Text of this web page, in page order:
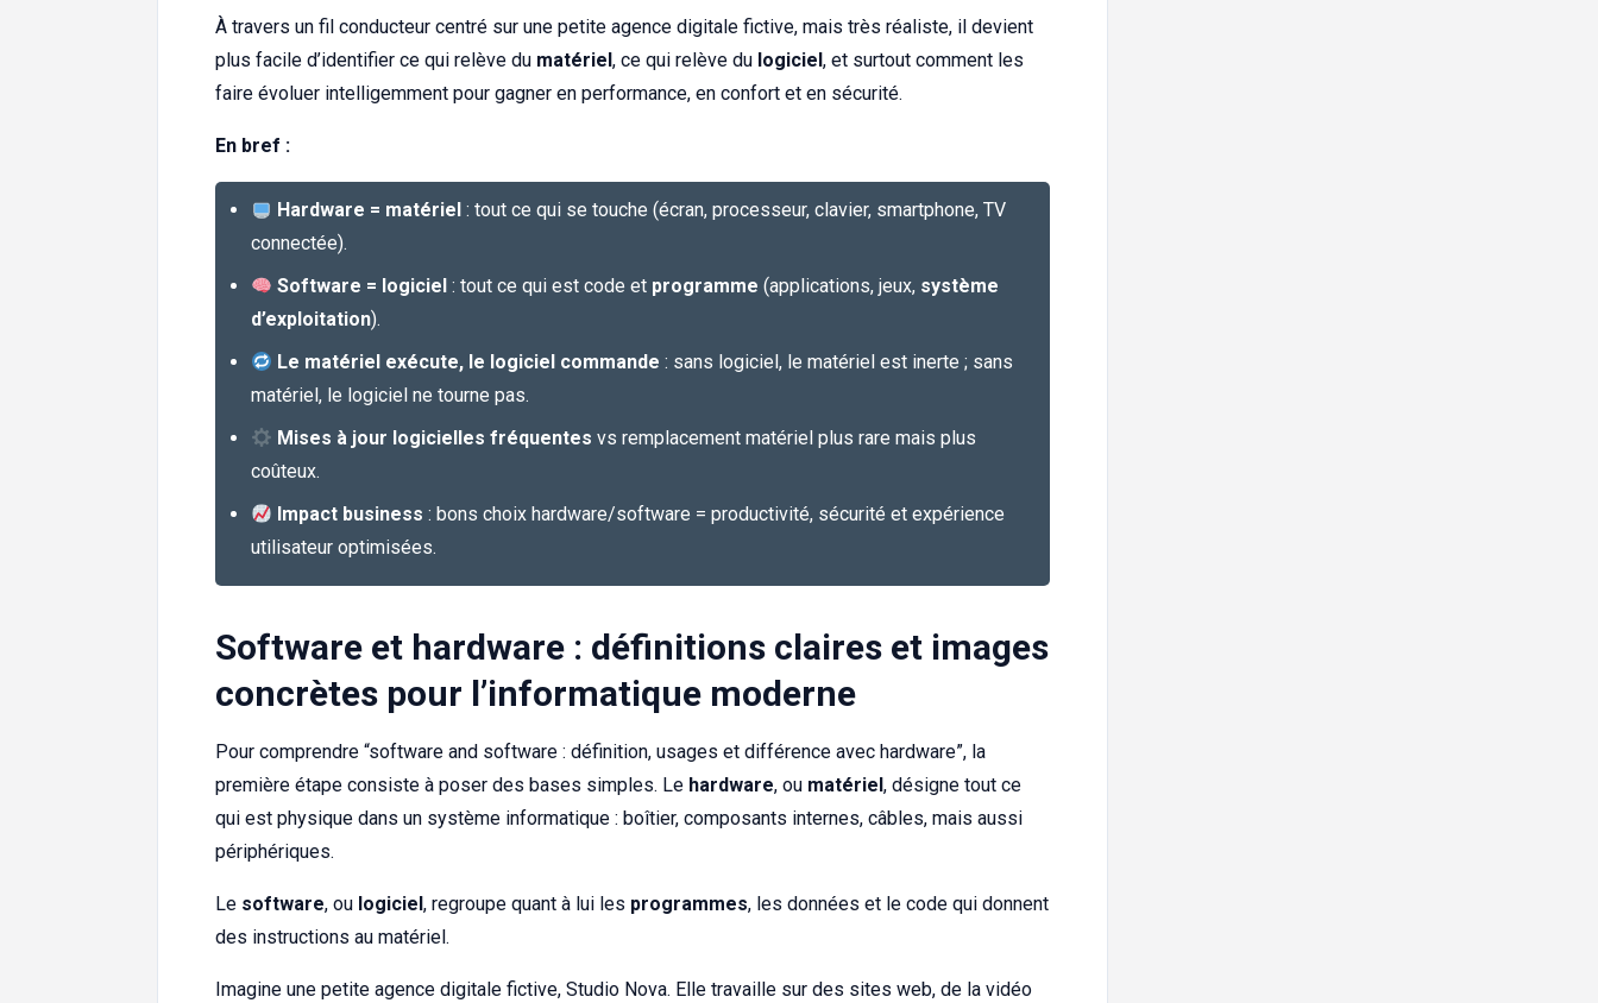
À travers un fil conducteur centré sur une petite agence digitale fictive, mais très réaliste, il devient
plus facile d’identifier ce qui relève du matériel, ce qui relève du logiciel, et surtout comment les
faire évoluer intelligemment pour gagner en performance, en confort et en sécurité.
En bref :
Hardware = matériel : tout ce qui se touche (écran, processeur, clavier, smartphone, TV
connectée).
Software = logiciel : tout ce qui est code et programme (applications, jeux, système
d’exploitation).
Le matériel exécute, le logiciel commande : sans logiciel, le matériel est inerte ; sans
matériel, le logiciel ne tourne pas.
Mises à jour logicielles fréquentes vs remplacement matériel plus rare mais plus
coûteux.
Impact business : bons choix hardware/software = productivité, sécurité et expérience
utilisateur optimisées.
Software et hardware : définitions claires et images
concrètes pour l’informatique moderne
Pour comprendre “software and software : définition, usages et différence avec hardware”, la
première étape consiste à poser des bases simples. Le hardware, ou matériel, désigne tout ce
qui est physique dans un système informatique : boîtier, composants internes, câbles, mais aussi
périphériques.
Le software, ou logiciel, regroupe quant à lui les programmes, les données et le code qui donnent
des instructions au matériel.
Imagine une petite agence digitale fictive, Studio Nova. Elle travaille sur des sites web, de la vidéo